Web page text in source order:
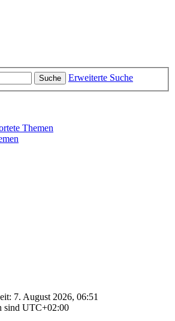
Suche Erweiterte Suche
Themen
7. August 2026, 06:51
sind UTC+02:00